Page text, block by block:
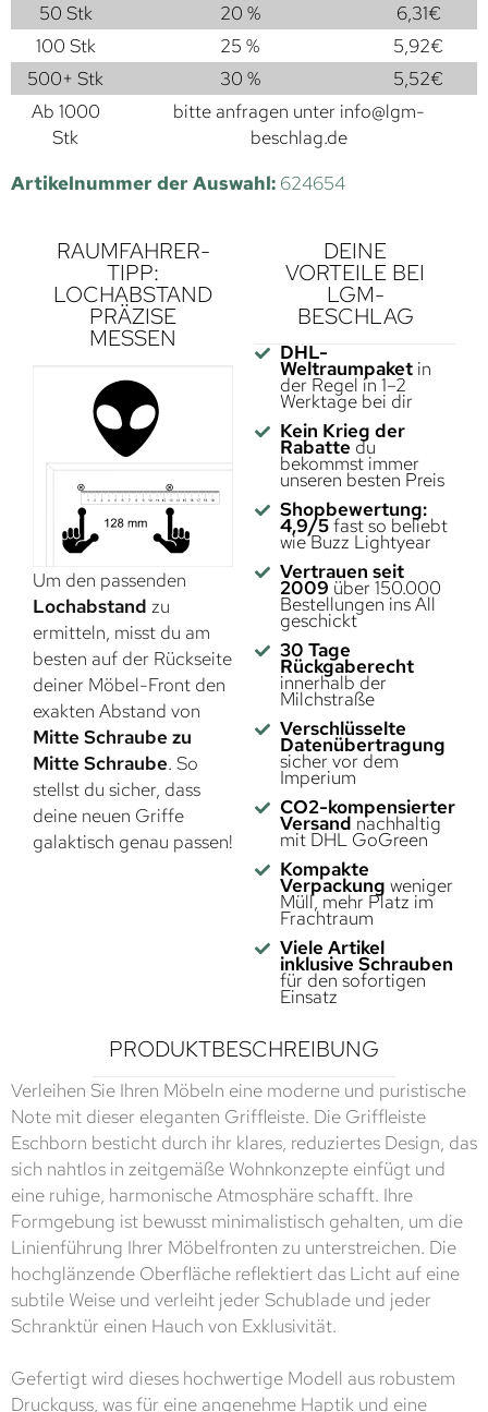
50 Stk
20 % 6,31€
100 Stk
25 % 5,92€
500+ Stk
30 % 5,52€
Ab 1000
Stk
bitte anfragen unter info@lgm-
beschlag.de
Artikelnummer der Auswahl: 624654
RAUMFAHRER-
TIPP:
LOCHABSTAND
PRÄZISE
MESSEN
Um den passenden
Lochabstand zu
ermitteln, misst du am
besten auf der Rückseite
deiner Möbel-Front den
exakten Abstand von
Mitte Schraube zu
Mitte Schraube. So
stellst du sicher, dass
deine neuen Griffe
galaktisch genau passen!
DEINE
VORTEILE BEI
LGM-
BESCHLAG
DHL-
Weltraumpaketin
der Regel in 1–2
Werktage bei dir
Kein Krieg der
Rabatte du
bekommst immer
unseren besten Preis
Shopbewertung:
4,9/5fast so beliebt
wie Buzz Lightyear
Vertrauen seit
2009 über 150.000
Bestellungen ins All
geschickt
30 Tage
Rückgaberecht
innerhalb der
Milchstraße
Verschlüsselte
Datenübertragung
sicher vor dem
Imperium
CO2-kompensierter
Versand nachhaltig
mit DHL GoGreen
Kompakte
Verpackung weniger
Müll, mehr Platz im
Frachtraum
Viele Artikel
inklusive Schrauben
für den sofortigen
Einsatz
PRODUKTBESCHREIBUNG
Verleihen Sie Ihren Möbeln eine moderne und puristische
Note mit dieser eleganten Griffleiste. Die Griffleiste
Eschborn besticht durch ihr klares, reduziertes Design, das
sich nahtlos in zeitgemäße Wohnkonzepte einfügt und
eine ruhige, harmonische Atmosphäre schafft. Ihre
Formgebung ist bewusst minimalistisch gehalten, um die
Linienführung Ihrer Möbelfronten zu unterstreichen. Die
hochglänzende Oberfläche reflektiert das Licht auf eine
subtile Weise und verleiht jeder Schublade und jeder
Schranktür einen Hauch von Exklusivität.
Gefertigt wird dieses hochwertige Modell aus robustem
Druckguss, was für eine angenehme Haptik und eine